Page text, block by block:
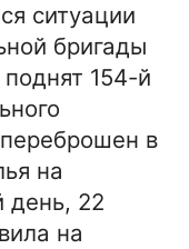
ситуации
бригады
154-й
в
на
день, 22
на